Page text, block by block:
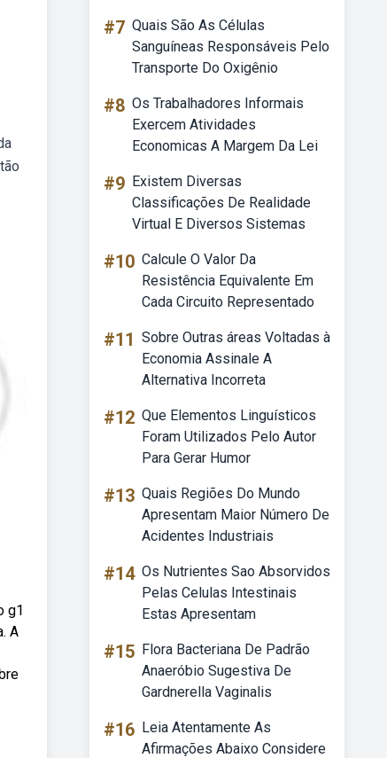
g1
A
#7 Quais São As Células
Sanguíneas Responsáveis Pelo
Transporte Do Oxigênio
#8 Os Trabalhadores Informais
Exercem Atividades
Economicas A Margem Da Lei
#9 Existem Diversas
Classificações De Realidade
Virtual E Diversos Sistemas
#10 Calcule O Valor Da
Resistência Equivalente Em
Cada Circuito Representado
#11 Sobre Outras áreas Voltadas à
Economia Assinale A
Alternativa Incorreta
#12 Que Elementos Linguísticos
Foram Utilizados Pelo Autor
Para Gerar Humor
#13 Quais Regiões Do Mundo
Apresentam Maior Número De
Acidentes Industriais
#14 Os Nutrientes Sao Absorvidos
Pelas Celulas Intestinais
Estas Apresentam
#15 Flora Bacteriana De Padrão
Anaeróbio Sugestiva De
Gardnerella Vaginalis
#16 Leia Atentamente As
Afirmações Abaixo Considere